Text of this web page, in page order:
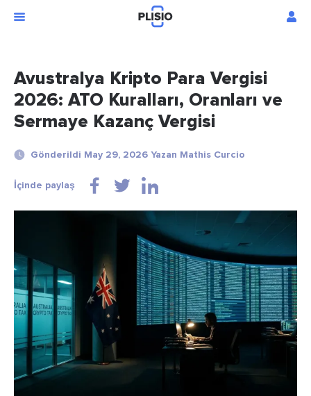
Avustralya Kripto Para Vergisi
2026: ATO Kuralları, Oranları ve
Sermaye Kazanç Vergisi
Gönderildi May 29, 2026 Yazan Mathis Curcio
İçinde paylaş